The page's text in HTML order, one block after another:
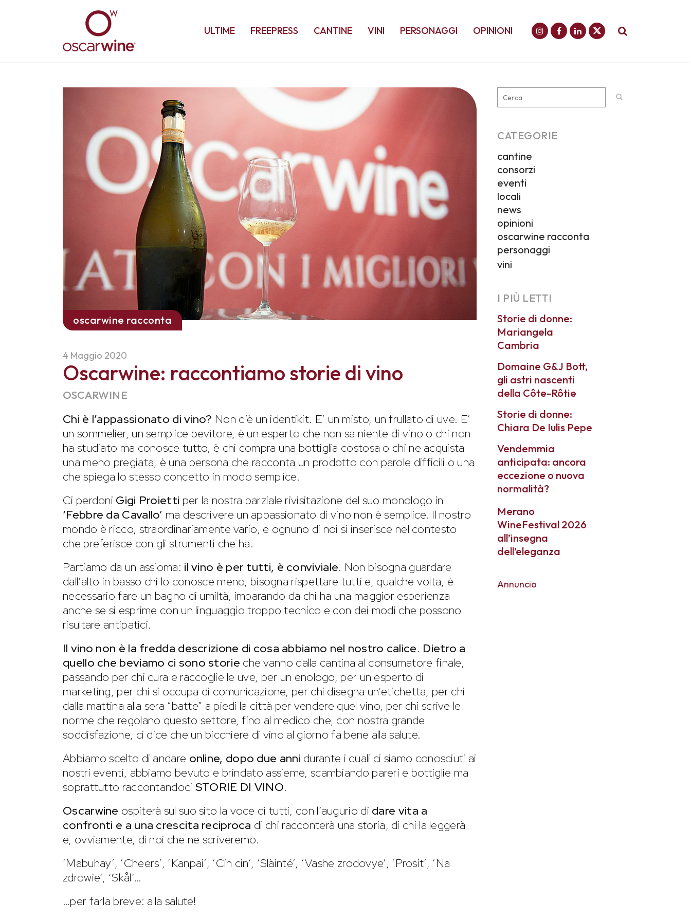
ULTIME FREEPRESS CANTINE VINI PERSONAGGI OPINIONI
oscarwine racconta
4 Maggio 2020
Oscarwine: raccontiamo storie di vino
OSCARWINE
Chi è l’appassionato di vino? Non c’è un identikit. E’ un misto, un frullato di uve. E’
un sommelier, un semplice bevitore, è un esperto che non sa niente di vino o chi non
ha studiato ma conosce tutto, è chi compra una bottiglia costosa o chi ne acquista
una meno pregiata, è una persona che racconta un prodotto con parole difficili o una
che spiega lo stesso concetto in modo semplice.
Ci perdoni Gigi Proietti per la nostra parziale rivisitazione del suo monologo in
‘Febbre da Cavallo’ ma descrivere un appassionato di vino non è semplice. Il nostro
mondo è ricco, straordinariamente vario, e ognuno di noi si inserisce nel contesto
che preferisce con gli strumenti che ha.
Partiamo da un assioma: il vino è per tutti, è conviviale. Non bisogna guardare
dall’alto in basso chi lo conosce meno, bisogna rispettare tutti e, qualche volta, è
necessario fare un bagno di umiltà, imparando da chi ha una maggior esperienza
anche se si esprime con un linguaggio troppo tecnico e con dei modi che possono
risultare antipatici.
Il vino non è la fredda descrizione di cosa abbiamo nel nostro calice. Dietro a
quello che beviamo ci sono storie che vanno dalla cantina al consumatore finale,
passando per chi cura e raccoglie le uve, per un enologo, per un esperto di
marketing, per chi si occupa di comunicazione, per chi disegna un’etichetta, per chi
dalla mattina alla sera “batte” a piedi la città per vendere quel vino, per chi scrive le
norme che regolano questo settore, fino al medico che, con nostra grande
soddisfazione, ci dice che un bicchiere di vino al giorno fa bene alla salute.
Abbiamo scelto di andare online, dopo due anni durante i quali ci siamo conosciuti ai
nostri eventi, abbiamo bevuto e brindato assieme, scambiando pareri e bottiglie ma
soprattutto raccontandoci STORIE DI VINO.
Oscarwine ospiterà sul suo sito la voce di tutti, con l’augurio di dare vita a
confronti e a una crescita reciproca di chi racconterà una storia, di chi la leggerà
e, ovviamente, di noi che ne scriveremo.
‘Mabuhay’, ‘Cheers’, ‘Kanpai’, ‘Cin cin’, ‘Slàinté’, ‘Vashe zrodovye’, ‘Prosit’, ‘Na
zdrowie’, ‘Skål’…
…per farla breve: alla salute!
CATEGORIE
cantine
consorzi
eventi
locali
news
opinioni
oscarwine racconta
personaggi
vini
I PIÙ LETTI
Storie di donne:
Mariangela
Cambria
Domaine G&J Bott,
gli astri nascenti
della Côte-Rôtie
Storie di donne:
Chiara De Iulis Pepe
Vendemmia
anticipata: ancora
eccezione o nuova
normalità?
Merano
WineFestival 2026
all’insegna
dell’eleganza
Annuncio